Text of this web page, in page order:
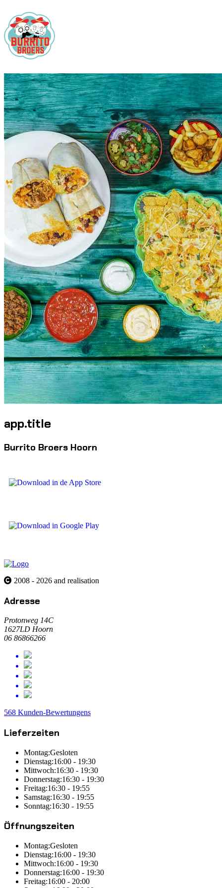
app.title
Burrito Broers Hoorn
2008 - 2026 and realisation
Adresse
Protonweg 14C
1627LD Hoorn
06 86866266
568 Kunden-Bewertungens
Lieferzeiten
Montag:Gesloten
Dienstag:16:00 - 19:30
Mittwoch:16:30 - 19:30
Donnerstag:16:30 - 19:30
Freitag:16:30 - 19:55
Samstag:16:30 - 19:55
Sonntag:16:30 - 19:55
Öffnungszeiten
Montag:Gesloten
Dienstag:16:00 - 19:30
Mittwoch:16:00 - 19:30
Donnerstag:16:00 - 19:30
Freitag:16:00 - 20:00